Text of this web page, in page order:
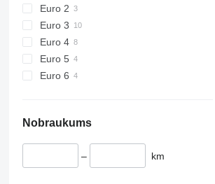
Euro 2
Euro 3
Euro 4
Euro 5
Euro 6
Nobraukums
– km